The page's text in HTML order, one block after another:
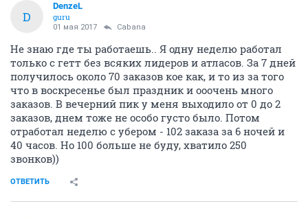
D
DenzeL
guru
01 мая 2017 Cabana
Не знаю где ты работаешь.. Я одну неделю работал
только с гетт без всяких лидеров и атласов. За 7 дней
получилось около 70 заказов кое как, и то из за того
что в воскресенье был праздник и ооочень много
заказов. В вечерний пик у меня выходило от 0 до 2
заказов, днем тоже не особо густо было. Потом
отработал неделю с убером - 102 заказа за 6 ночей и
40 часов. Но 100 больше не буду, хватило 250
звонков))
ОТВЕТИТЬ